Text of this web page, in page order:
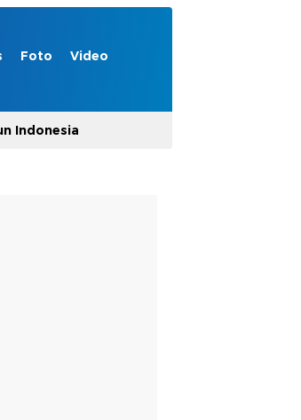
Foto Video
Indonesia